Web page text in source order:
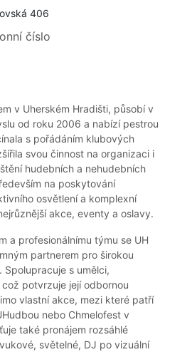
406
číslo
v Uherském Hradišti, působí v
od roku 2006 a nabízí pestrou
s pořádáním klubových
svou činnost na organizaci i
hudebních a nehudebních
na poskytování
osvětlení a komplexní
akce, eventy a oslavy.
a profesionálnímu týmu se UH
partnerem pro širokou
Spolupracuje s umělci,
potvrzuje její odbornou
vlastní akce, mezi které patří
nebo Chmelofest v
také pronájem rozsáhlé
světelné, DJ po vizuální